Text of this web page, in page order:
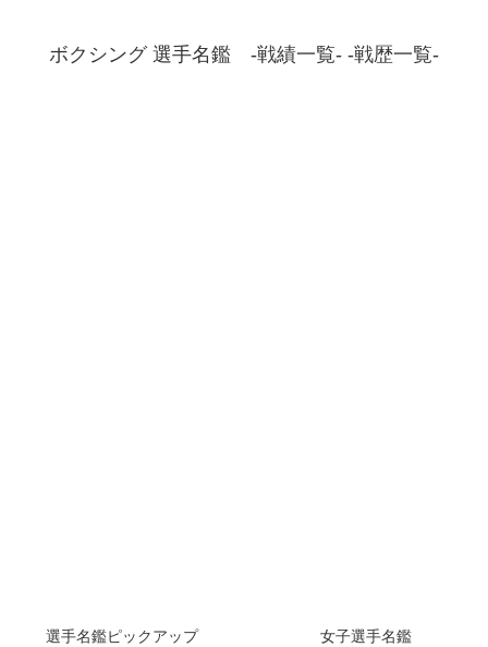
ボクシング 選手名鑑 -戦績一覧- -戦歴一覧-
選手名鑑ピックアップ 女子選手名鑑